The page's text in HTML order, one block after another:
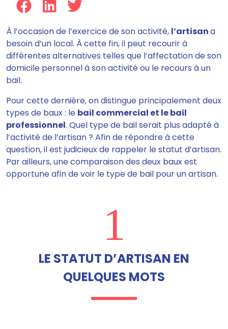
À l’occasion de l’exercice de son activité, l’artisana
besoin d’un local. À cette fin, il peut recourir à
différentes alternatives telles que l’affectation de son
domicile personnel à son activité ou le recours à un
bail.
Pour cette dernière, on distingue principalement deux
types de baux : le bail commercial et le bail
professionnel. Quel type de bail serait plus adapté à
l’activité de l’artisan ? Afin de répondre à cette
question, il est judicieux de rappeler le statut d’artisan.
Par ailleurs, une comparaison des deux baux est
opportune afin de voir le type de bail pour un artisan.
1
LE STATUT D’ARTISAN EN
QUELQUES MOTS